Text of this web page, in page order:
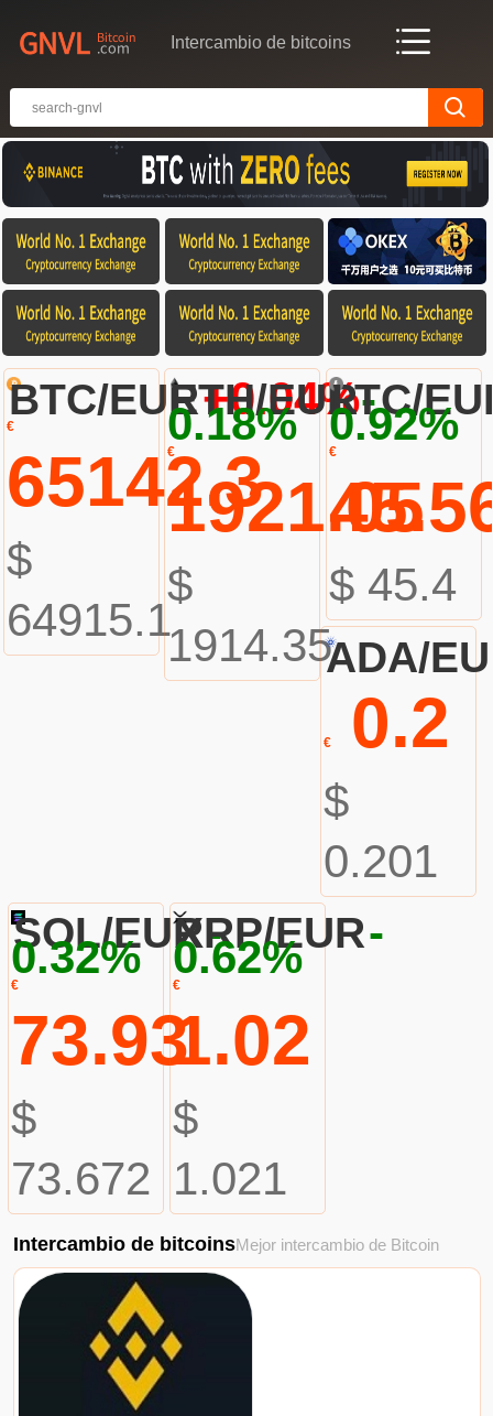
Intercambio de bitcoins
BTC/EUR+0.04%
€
65142.3
$
64915.1
ETH/EUR-
0.18%
€
1921.05
$
1914.35
LTC/
0.92%
€
$ 45.4
ADA/
€ 0.2
$
0.201
SOL/EUR-
0.32%
€
73.93
$
73.672
XRP/EUR-
0.62%
€
1.02
$
1.021
Intercambio de bitcoinsMejor intercambio de Bitcoin